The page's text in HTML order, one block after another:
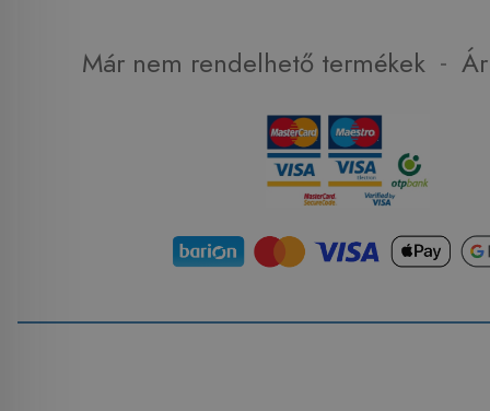
Már nem rendelhető termékek -